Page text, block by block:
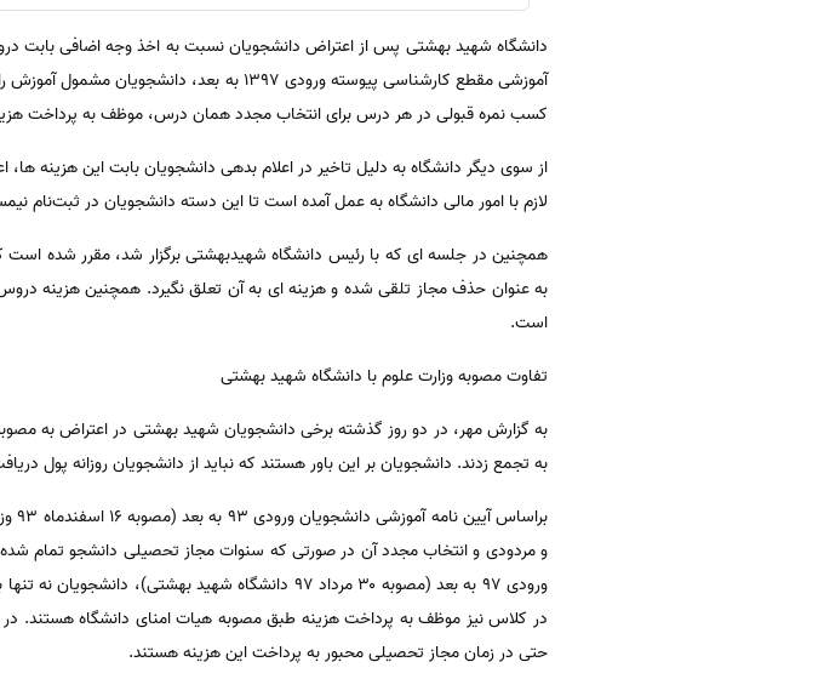
آموزشی مقطع کارشناسی پیوسته ورودی ۱۳۹۷
کسب نمره قبولی در هر درس برای انتخاب مجدد همان درس، موظف به پرداخت
از سوی دیگر دانشگاه به دلیل تاخیر در اعلام بدهی دانشجویان بابت این هزینه
لازم با امور مالی دانشگاه به عمل آمده است تا این دسته دانشجویان در ثبت‌نام نیمسال دوم ۹۹-۹۸ با مشکلی
است.
تفاوت مصوبه وزارت علوم با دانشگاه شهید بهشتی
به گزارش مهر، در دو روز گذشته برخی دانشجویان شهید بهشتی در اعتراض به
به تجمع زدند. دانشجویان بر این باور هستند که نباید از دانشجویان روزانه پول
و مردودی و انتخاب مجدد آن در صورتی که سنوات مجاز تحصیلی دانشجو تمام شده
ورودی ۹۷ به بعد (مصوبه ۳۰ مرداد ۹۷ دانشگاه شهید
در کلاس نیز موظف به پرداخت هزینه طبق مصوبه هیات امنای دانشگاه هستند.
حتی در زمان مجاز تحصیلی محبور به پرداخت این هزینه هستند.